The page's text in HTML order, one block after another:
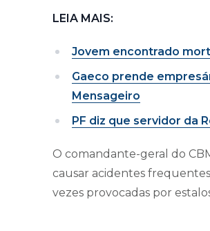
LEIA MAIS:
Jovem encontrado
Gaeco prende
Mensageiro
PF diz que servidor da
O comandante-geral do
causar acidentes
vezes provocadas por